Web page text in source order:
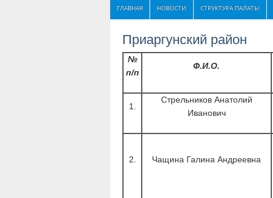
ГЛАВНАЯ НОВОСТИ СТРУКТУРА ПАЛАТЫ
Приаргунский район
№
п/п
Ф.И.О.
1.
Стрельников Анатолий
Иванович
2. Чащина Галина Андреевна